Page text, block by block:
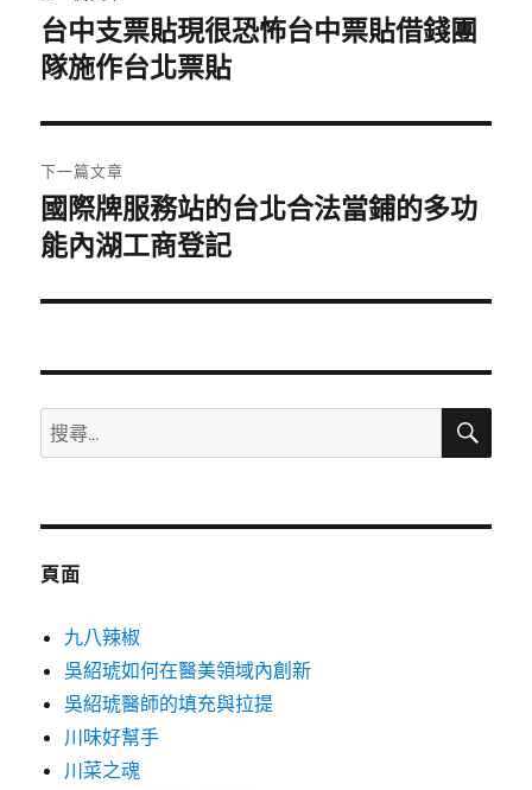
章
導
覽
上
一
文
章:
台中支票貼現很恐怖台中票貼借錢團
隊施作台北票貼
下一篇文章
下
一
文
國際牌服務站的台北合法當鋪的多功
能內湖工商登記
搜
尋
鍵
搜
頁面
九八辣椒
吳紹琥如何在醫美領域內創新
吳紹琥醫師的填充與拉提
川味好幫手
川菜之魂